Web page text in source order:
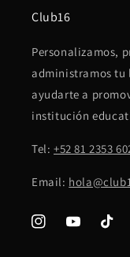
Club16
Personalizamos,
administramos tu
ayudarte a
institución
Tel: +52 81 2353
Email:
InstagramYouTubeTikTok